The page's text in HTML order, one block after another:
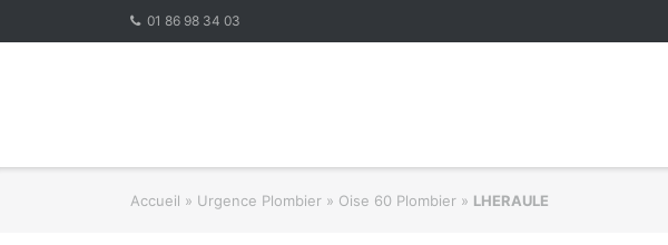
01 86 98 34 03
Accueil » Urgence Plombier » Oise 60 Plombier » LHERAULE